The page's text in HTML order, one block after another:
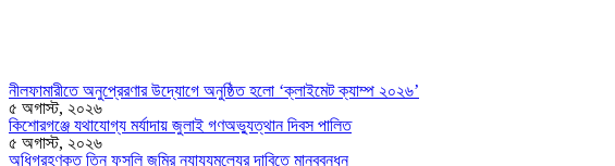
নীলফামারীতে অনুপ্রেরণার উদ্যোগে অনুষ্ঠিত হলো ‘ক্লাইমেট ক্যাম্প ২০২৬’
৫ অগাস্ট, ২০২৬
কিশোরগঞ্জে যথাযোগ্য মর্যাদায় জুলাই গণঅভ্যুত্থান দিবস পালিত
৫ অগাস্ট, ২০২৬
অধিগ্রহণকৃত তিন ফসলি জমির ন্যায্যমূল্যের দাবিতে মানববন্ধন